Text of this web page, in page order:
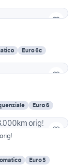
Euro 6c
Euro 6
Euro 5